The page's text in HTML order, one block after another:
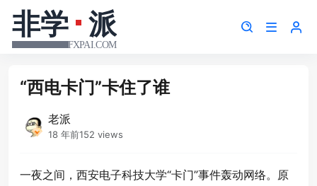
“西电卡门”卡住了谁
老派
18 年前152 views
一夜之间，西安电子科技大学“卡门”事件轰动网络。原